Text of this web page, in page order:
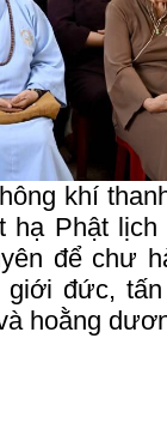
khí
Phật
để chư
đức,
hoằng